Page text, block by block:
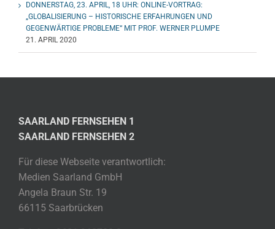
DONNERSTAG, 23. APRIL, 18 UHR: ONLINE-VORTRAG:
„GLOBALISIERUNG – HISTORISCHE ERFAHRUNGEN UND
GEGENWÄRTIGE PROBLEME“ MIT PROF. WERNER PLUMPE
21. APRIL 2020
SAARLAND FERNSEHEN 1
SAARLAND FERNSEHEN 2
Für diese Webseite verantwortlich:
Medien Saarland GmbH
Angela Braun Str. 19
66115 Saarbrücken